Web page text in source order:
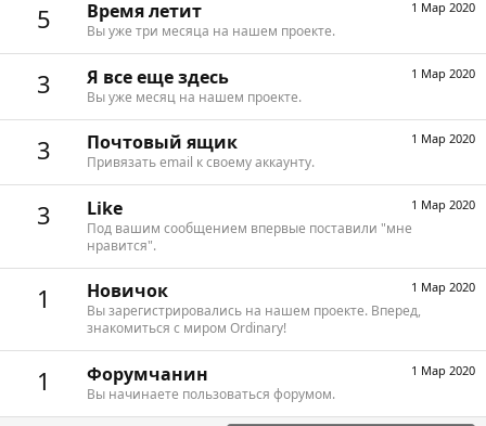
5 1 Мар 2020
Время летит
Вы уже три месяца на нашем проекте.
3 1 Мар 2020
Я все еще здесь
Вы уже месяц на нашем проекте.
3 1 Мар 2020
Почтовый ящик
Привязать email к своему аккаунту.
3 1 Мар 2020
Like
Под вашим сообщением впервые поставили "мне
нравится".
1 1 Мар 2020
Новичок
Вы зарегистрировались на нашем проекте. Вперед,
знакомиться с миром Ordinary!
1 1 Мар 2020
Форумчанин
Вы начинаете пользоваться форумом.